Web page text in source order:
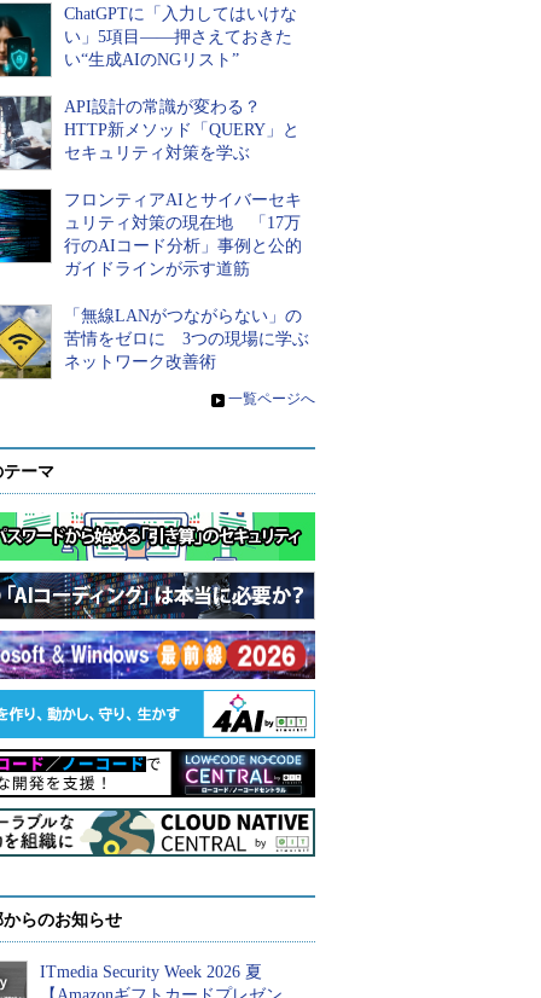
ChatGPTに「入力してはいけな
い」5項目――押さえておきた
い“生成AIのNGリスト”
API設計の常識が変わる？
HTTP新メソッド「QUERY」と
セキュリティ対策を学ぶ
フロンティアAIとサイバーセキ
ュリティ対策の現在地 「17万
行のAIコード分析」事例と公的
ガイドラインが示す道筋
「無線LANがつながらない」の
苦情をゼロに 3つの現場に学ぶ
ネットワーク改善術
» 一覧ページへ
ーマ
らのお知らせ
ITmedia Security Week 2026 夏